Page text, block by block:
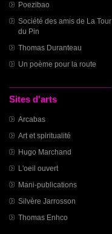
Poezibao
Société des amis de La Tour
du Pin
Thomas Duranteau
Un poème pour la route
Sites d'arts
Arcabas
Art et spiritualité
Hugo Marchand
L'oeil ouvert
Mani-publications
Silvère Jarrosson
Thomas Enhco